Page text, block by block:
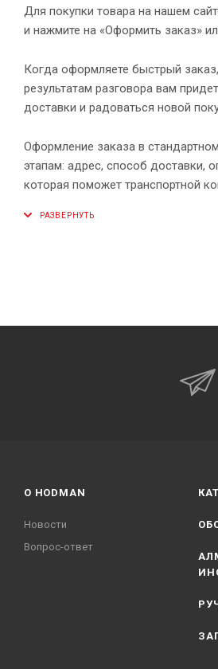
Для покупки товара на нашем
и нажмите на «Оформить заказ»
Когда оформляете быстрый
результатам разговора вам
доставки и радоваться новой
Оформление заказа в
этапам: адрес, способ доставки,
которая поможет транспортной
О HODMAN
Новости
Вопрос-ответ